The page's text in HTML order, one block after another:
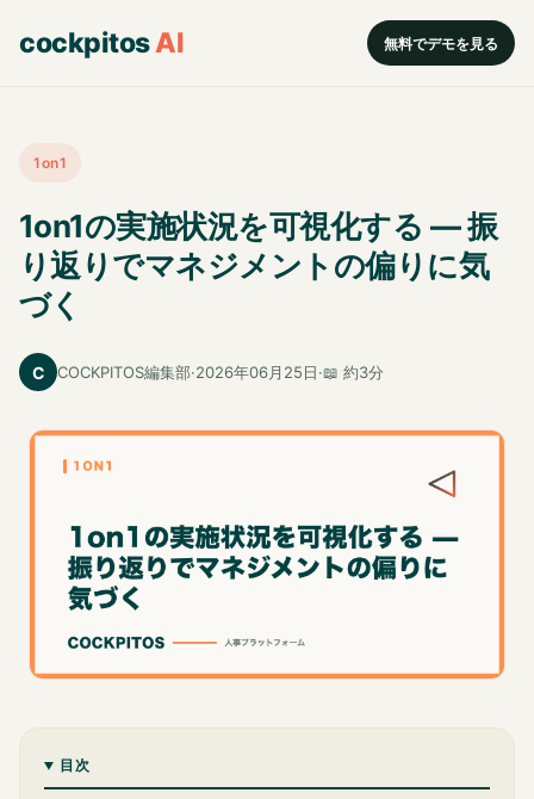
cockpitosAI 無料でデモを見る
1on1
1on1の実施状況を可視化する — 振
り返りでマネジメントの偏りに気
づく
C COCKPITOS編集部·2026年06月25日·📖 約3分
目次